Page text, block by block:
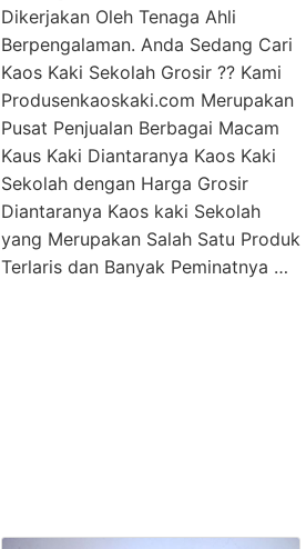
Dikerjakan Oleh Tenaga Ahli
Berpengalaman. Anda Sedang Cari
Kaos Kaki Sekolah Grosir ?? Kami
Produsenkaoskaki.com Merupakan
Pusat Penjualan Berbagai Macam
Kaus Kaki Diantaranya Kaos Kaki
Sekolah dengan Harga Grosir
Diantaranya Kaos kaki Sekolah
yang Merupakan Salah Satu Produk
Terlaris dan Banyak Peminatnya …